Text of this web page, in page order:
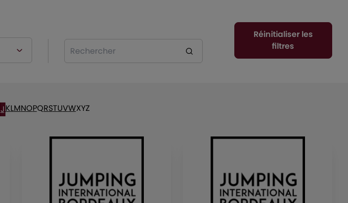
Rechercher
Réinitialiser les
filtres
JKLMNOPQRSTUVWXYZ